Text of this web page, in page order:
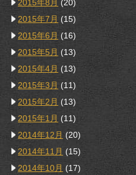
2015年8月 (20)
2015年7月 (15)
2015年6月 (16)
2015年5月 (13)
2015年4月 (13)
2015年3月 (11)
2015年2月 (13)
2015年1月 (11)
2014年12月 (20)
2014年11月 (15)
2014年10月 (17)